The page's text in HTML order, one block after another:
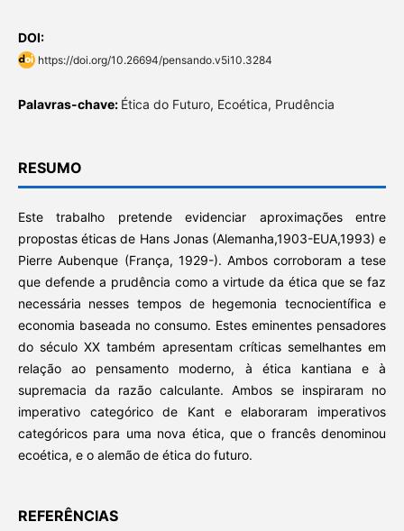
DOI:
https://doi.org/10.26694/pensando.v5i10.3284
Palavras-chave: Ética do Futuro, Ecoética, Prudência
RESUMO
Este trabalho pretende evidenciar aproximações entre
propostas éticas de Hans Jonas (Alemanha,1903-EUA,1993) e
Pierre Aubenque (França, 1929-). Ambos corroboram a tese
que defende a prudência como a virtude da ética que se faz
necessária nesses tempos de hegemonia tecnocientífica e
economia baseada no consumo. Estes eminentes pensadores
do século XX também apresentam críticas semelhantes em
relação ao pensamento moderno, à ética kantiana e à
supremacia da razão calculante. Ambos se inspiraram no
imperativo categórico de Kant e elaboraram imperativos
categóricos para uma nova ética, que o francês denominou
ecoética, e o alemão de ética do futuro.
REFERÊNCIAS